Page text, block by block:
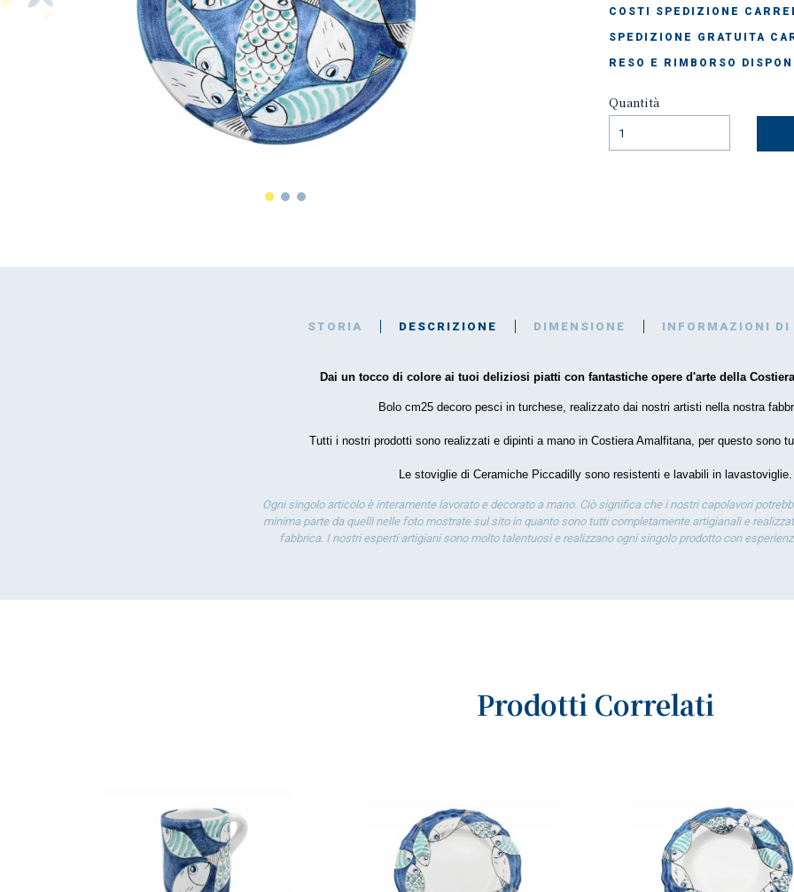
COSTI SPEDIZIONE
SPEDIZIONE GRATUITA
RESO E RIMBORSO
Quantità
STORIA DESCRIZIONE DIMENSIONE INFORMAZIONI DI
Dai un tocco di colore ai tuoi deliziosi piatti con fantastiche opere d'arte della
Bolo cm25 decoro pesci in turchese, realizzato dai nostri artisti nella nostra
Tutti i nostri prodotti sono realizzati e dipinti a mano in Costiera Amalfitana, per questo sono
Le stoviglie di Ceramiche Piccadilly sono resistenti e lavabili in lavastoviglie.
Ogni singolo articolo è interamente lavorato e decorato a mano. Ciò significa che i nostri capolavori
minima parte da quelli nelle foto mostrate sul sito in quanto sono tutti completamente artigianali e
fabbrica. I nostri esperti artigiani sono molto talentuosi e realizzano ogni singolo prodotto con
Prodotti Correlati